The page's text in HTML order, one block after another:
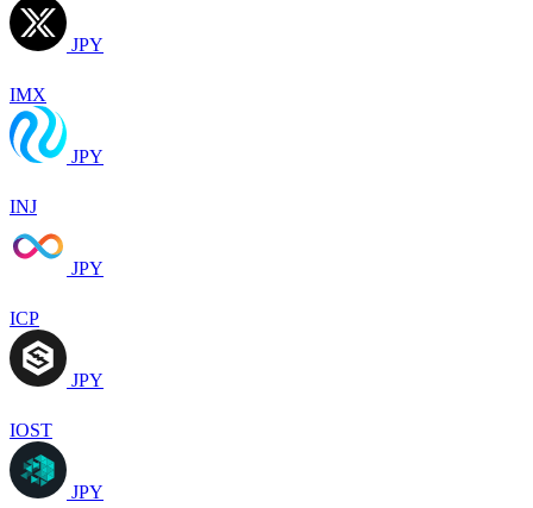
JPY
IMX
JPY
INJ
JPY
ICP
JPY
IOST
JPY